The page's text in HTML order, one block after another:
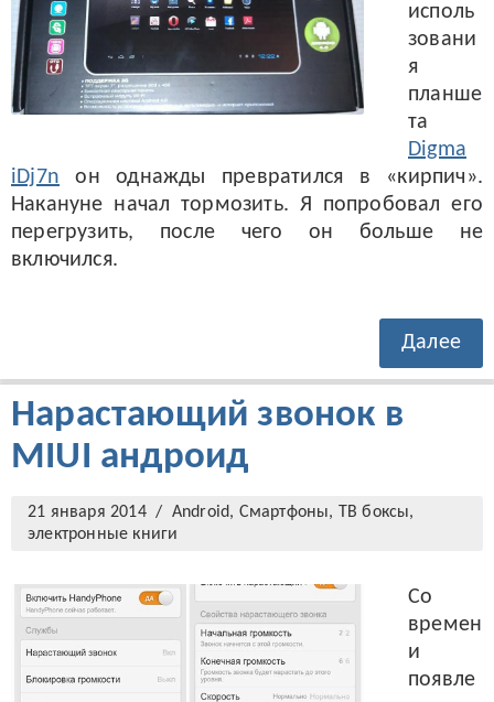
исполь
зовани
я
планше
та
Digma
iDj7n он однажды превратился в «кирпич».
Накануне начал тормозить. Я попробовал его
перегрузить, после чего он больше не
включился.
Далее
Нарастающий звонок в
MIUI андроид
21 января 2014 / Android, Смартфоны, ТВ боксы,
электронные книги
Со
времен
и
появле